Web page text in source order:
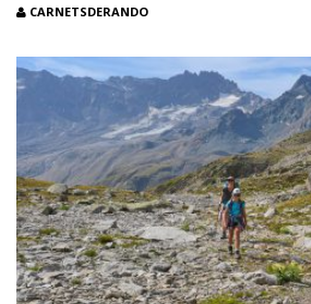
CARNETSDERANDO